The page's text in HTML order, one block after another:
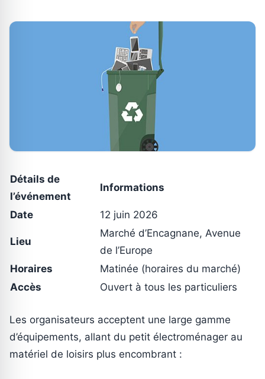
Détails de
l’événement
Informations
Date 12 juin 2026
Lieu
Marché d’Encagnane, Avenue
de l’Europe
Horaires
Matinée (horaires du marché)
Accès
Ouvert à tous les particuliers
Les organisateurs acceptent une large gamme
d’équipements, allant du petit électroménager au
matériel de loisirs plus encombrant :